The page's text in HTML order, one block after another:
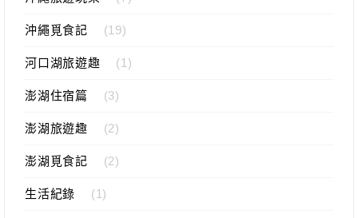
沖繩覓食記 (19)
河口湖旅遊趣 (1)
澎湖住宿篇 (3)
澎湖旅遊趣 (2)
澎湖覓食記 (2)
生活紀錄 (1)